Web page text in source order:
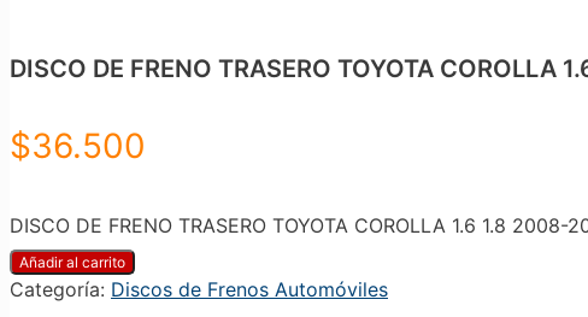
DISCO DE FRENO TRASERO TOYOTA COROLLA
$36.500
DISCO DE FRENO TRASERO TOYOTA COROLLA 1.6 1.8 2008-
Añadir al carrito
Categoría: Discos de Frenos Automóviles